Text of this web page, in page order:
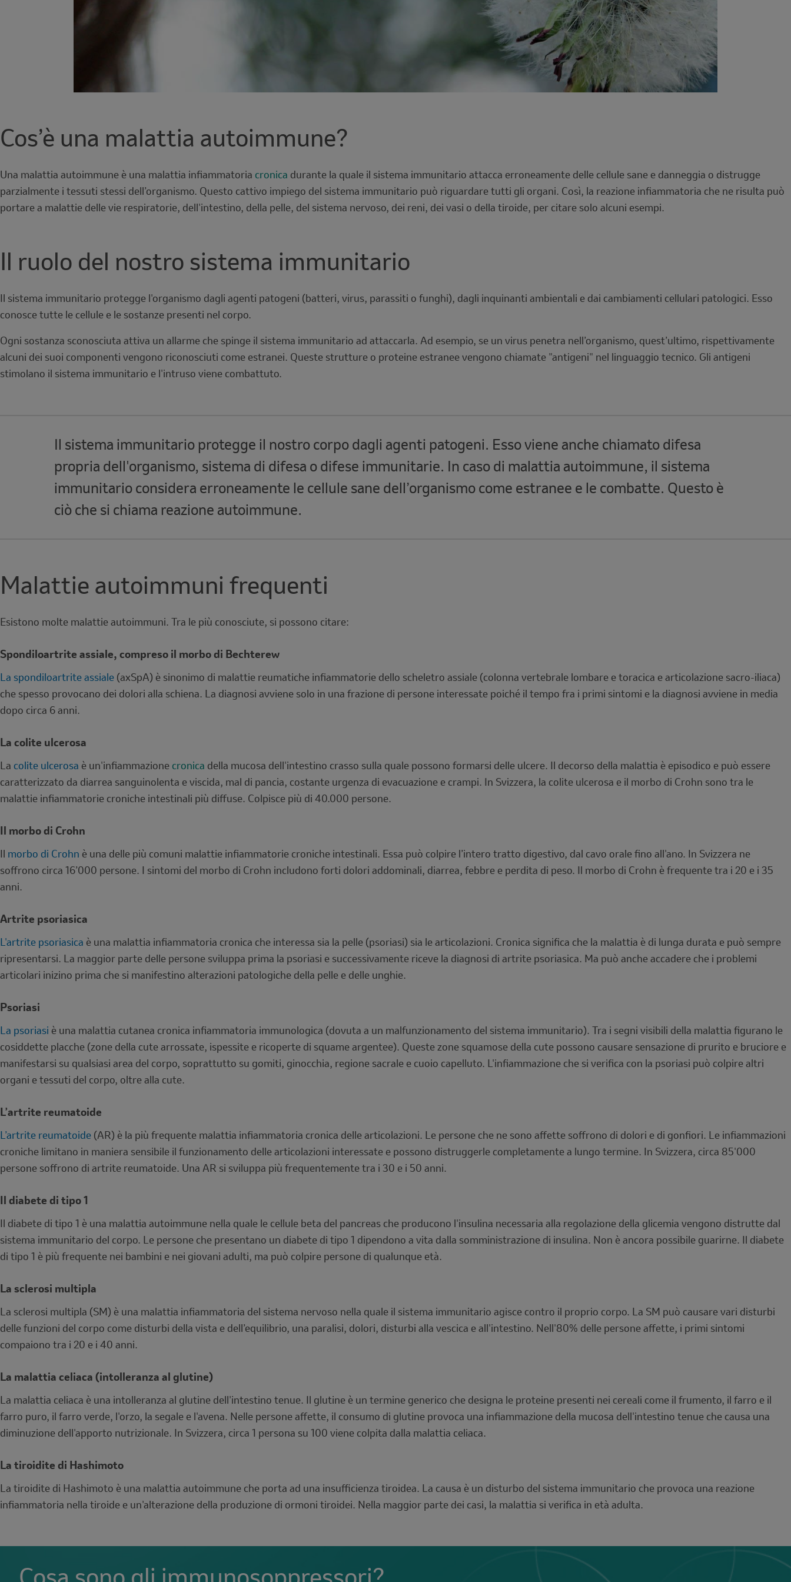
Cos’è una malattia autoimmune?
Una malattia autoimmune è una malattia infiammatoria cronica durante la quale il sistema immunitario attacca erroneamente delle cellule sane e danneggia o distrugge
parzialmente i tessuti stessi dell’organismo. Questo cattivo impiego del sistema immunitario può riguardare tutti gli organi. Così, la reazione infiammatoria che ne risulta può
portare a malattie delle vie respiratorie, dell'intestino, della pelle, del sistema nervoso, dei reni, dei vasi o della tiroide, per citare solo alcuni esempi.
Il ruolo del nostro sistema immunitario
Il sistema immunitario protegge l'organismo dagli agenti patogeni (batteri, virus, parassiti o funghi), dagli inquinanti ambientali e dai cambiamenti cellulari patologici. Esso
conosce tutte le cellule e le sostanze presenti nel corpo.
Ogni sostanza sconosciuta attiva un allarme che spinge il sistema immunitario ad attaccarla. Ad esempio, se un virus penetra nell’organismo, quest’ultimo, rispettivamente
alcuni dei suoi componenti vengono riconosciuti come estranei. Queste strutture o proteine estranee vengono chiamate "antigeni" nel linguaggio tecnico. Gli antigeni
stimolano il sistema immunitario e l'intruso viene combattuto.
Note
Il sistema immunitario protegge il nostro corpo dagli agenti patogeni. Esso viene anche chiamato difesa
propria dell'organismo, sistema di difesa o difese immunitarie. In caso di malattia autoimmune, il sistema
immunitario considera erroneamente le cellule sane dell’organismo come estranee e le combatte. Questo è
ciò che si chiama reazione autoimmune.
Malattie autoimmuni frequenti
Esistono molte malattie autoimmuni. Tra le più conosciute, si possono citare:
Spondiloartrite assiale, compreso il morbo di Bechterew
La spondiloartrite assiale (axSpA) è sinonimo di malattie reumatiche infiammatorie dello scheletro assiale (colonna vertebrale lombare e toracica e articolazione sacro-iliaca)
che spesso provocano dei dolori alla schiena. La diagnosi avviene solo in una frazione di persone interessate poiché il tempo fra i primi sintomi e la diagnosi avviene in media
dopo circa 6 anni.
La colite ulcerosa
La colite ulcerosa è un'infiammazionecronica della mucosa dell'intestino crasso sulla quale possono formarsi delle ulcere. Il decorso della malattia è episodico e può essere
caratterizzato da diarrea sanguinolenta e viscida, mal di pancia, costante urgenza di evacuazione e crampi. In Svizzera, la colite ulcerosa e il morbo di Crohn sono tra le
malattie infiammatorie croniche intestinali più diffuse. Colpisce più di 40.000 persone.
Il morbo di Crohn
Il morbo di Crohn è una delle più comuni malattie infiammatorie croniche intestinali. Essa può colpire l’intero tratto digestivo, dal cavo orale fino all'ano. In Svizzera ne
soffrono circa 16’000 persone. I sintomi del morbo di Crohn includono forti dolori addominali, diarrea, febbre e perdita di peso. Il morbo di Crohn è frequente tra i 20 e i 35
anni.
Artrite psoriasica
L'artrite psoriasica è una malattia infiammatoria cronica che interessa sia la pelle (psoriasi) sia le articolazioni. Cronica significa che la malattia è di lunga durata e può sempre
ripresentarsi. La maggior parte delle persone sviluppa prima la psoriasi e successivamente riceve la diagnosi di artrite psoriasica. Ma può anche accadere che i problemi
articolari inizino prima che si manifestino alterazioni patologiche della pelle e delle unghie.
Psoriasi
La psoriasi è una malattia cutanea cronica infiammatoria immunologica (dovuta a un malfunzionamento del sistema immunitario). Tra i segni visibili della malattia figurano le
cosiddette placche (zone della cute arrossate, ispessite e ricoperte di squame argentee). Queste zone squamose della cute possono causare sensazione di prurito e bruciore e
manifestarsi su qualsiasi area del corpo, soprattutto su gomiti, ginocchia, regione sacrale e cuoio capelluto. L'infiammazione che si verifica con la psoriasi può colpire altri
organi e tessuti del corpo, oltre alla cute.
L’artrite reumatoide
L’artrite reumatoide (AR) è la più frequente malattia infiammatoria cronica delle articolazioni. Le persone che ne sono affette soffrono di dolori e di gonfiori. Le infiammazioni
croniche limitano in maniera sensibile il funzionamento delle articolazioni interessate e possono distruggerle completamente a lungo termine. In Svizzera, circa 85'000
persone soffrono di artrite reumatoide. Una AR si sviluppa più frequentemente tra i 30 e i 50 anni.
Il diabete di tipo 1
Il diabete di tipo 1 è una malattia autoimmune nella quale le cellule beta del pancreas che producono l'insulina necessaria alla regolazione della glicemia vengono distrutte dal
sistema immunitario del corpo. Le persone che presentano un diabete di tipo 1 dipendono a vita dalla somministrazione di insulina. Non è ancora possibile guarirne. Il diabete
di tipo 1 è più frequente nei bambini e nei giovani adulti, ma può colpire persone di qualunque età.
La sclerosi multipla
La sclerosi multipla (SM) è una malattia infiammatoria del sistema nervoso nella quale il sistema immunitario agisce contro il proprio corpo. La SM può causare vari disturbi
delle funzioni del corpo come disturbi della vista e dell’equilibrio, una paralisi, dolori, disturbi alla vescica e all'intestino. Nell'80% delle persone affette, i primi sintomi
compaiono tra i 20 e i 40 anni.
La malattia celiaca (intolleranza al glutine)
La malattia celiaca è una intolleranza al glutine dell'intestino tenue. Il glutine è un termine generico che designa le proteine presenti nei cereali come il frumento, il farro e il
farro puro, il farro verde, l'orzo, la segale e l'avena. Nelle persone affette, il consumo di glutine provoca una infiammazione della mucosa dell'intestino tenue che causa una
diminuzione dell'apporto nutrizionale. In Svizzera, circa 1 persona su 100 viene colpita dalla malattia celiaca.
La tiroidite di Hashimoto
La tiroidite di Hashimoto è una malattia autoimmune che porta ad una insufficienza tiroidea. La causa è un disturbo del sistema immunitario che provoca una reazione
infiammatoria nella tiroide e un'alterazione della produzione di ormoni tiroidei. Nella maggior parte dei casi, la malattia si verifica in età adulta.